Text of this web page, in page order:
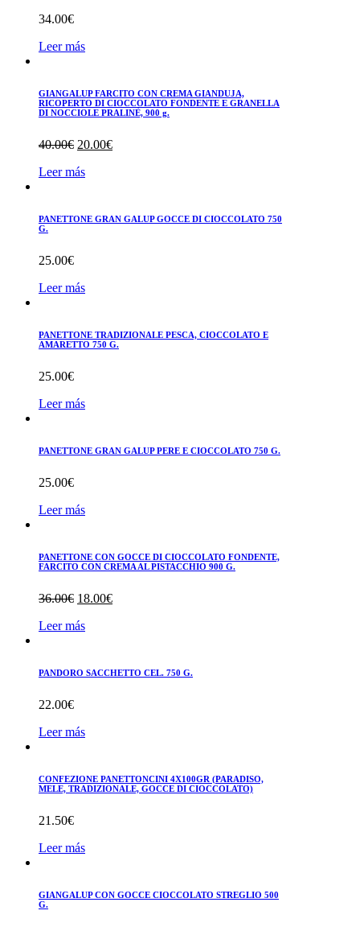
34.00€
Leer más
GIANGALUP FARCITO CON CREMA GIANDUJA,
RICOPERTO DI CIOCCOLATO FONDENTE E GRANELLA
DI NOCCIOLE PRALINÈ, 900 g.
40.00€ El
original
20.00€El
Leer más
PANETTONE GRAN GALUP GOCCE DI CIOCCOLATO 750
G.
25.00€
Leer más
PANETTONE TRADIZIONALE PESCA, CIOCCOLATO E
AMARETTO 750 G.
25.00€
Leer más
PANETTONE GRAN GALUP PERE E CIOCCOLATO 750 G.
25.00€
Leer más
PANETTONE CON GOCCE DI CIOCCOLATO FONDENTE,
FARCITO CON CREMA AL PISTACCHIO 900 G.
36.00€ El
original
18.00€El
Leer más
PANDORO SACCHETTO CEL. 750 G.
22.00€
Leer más
CONFEZIONE PANETTONCINI 4X100GR (PARADISO,
MELE, TRADIZIONALE, GOCCE DI CIOCCOLATO)
21.50€
Leer más
GIANGALUP CON GOCCE CIOCCOLATO STREGLIO 500
G.